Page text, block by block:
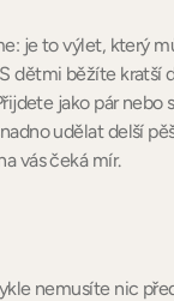
je to výlet, který
dětmi běžíte kratší
jako pár nebo
udělat delší
vás čeká mír.
nemusíte nic